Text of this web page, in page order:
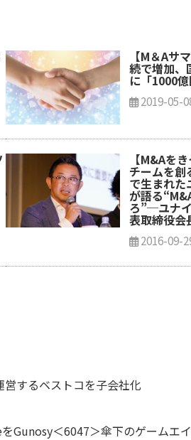
【M＆Aサ
続で増加、
に「1000
2019-05-
【M&Aを
チームを創
で生まれた
が語る
ろ”─ユナ
表取締役
2016-09-
するベストコを子会社化
Gunosy＜6047＞傘下のゲームエ